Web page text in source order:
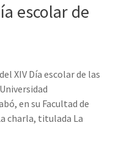
escolar de
XIV Día escolar de las
en su Facultad de
charla, titulada La